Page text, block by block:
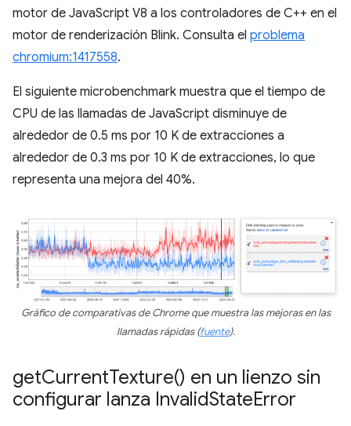
motor de JavaScript V8 a los controladores de C++ en el
motor de renderización Blink. Consulta el problema
chromium:1417558.
El siguiente microbenchmark muestra que el tiempo de
CPU de las llamadas de JavaScript disminuye de
alrededor de 0.5 ms por 10 K de extracciones a
alrededor de 0.3 ms por 10 K de extracciones, lo que
representa una mejora del 40%.
Gráfico de comparativas de Chrome que muestra las mejoras en las
llamadas rápidas (fuente).
getCurrentTexture() en un lienzo sin
configurar lanza InvalidStateError